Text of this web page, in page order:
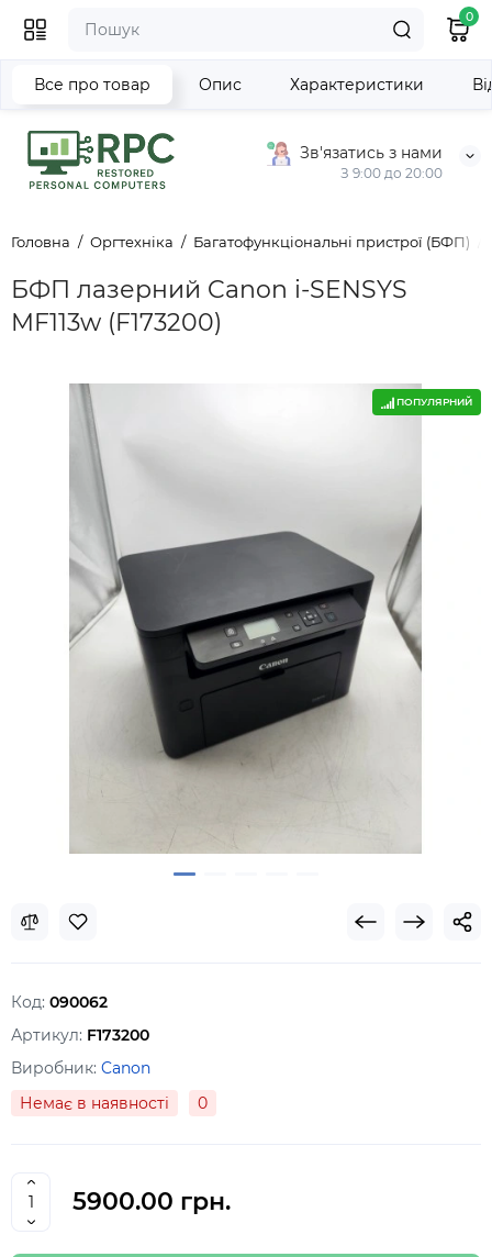
Зв'язатись з нами
З 9:00 до 20:00
0
Головна Оргтехніка Багатофункціональні пристрої (БФП)
БФП лазерний Canon i-SENSYS
MF113w (F173200)
Все про товар Опис Характеристики
ПОПУЛЯРНИЙ
Код: 090062
Артикул: F173200
Виробник: Canon
Немає в наявності
0
5900.00 грн.